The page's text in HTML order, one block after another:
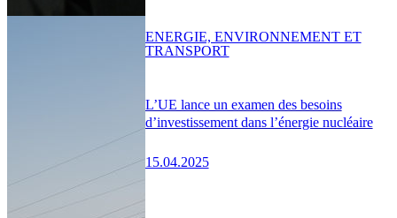
L’UE lance un examen des besoins
d’investissement dans l’énergie nucléaire
15.04.2025
ENERGIE, ENVIRONNEMENT ET
TRANSPORT